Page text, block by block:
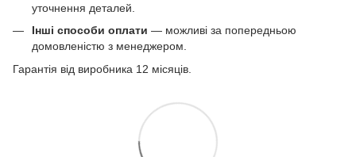
уточнення деталей.
Інші способи оплати — можливі за попередньою
домовленістю з менеджером.
Гарантія від виробника 12 місяців.